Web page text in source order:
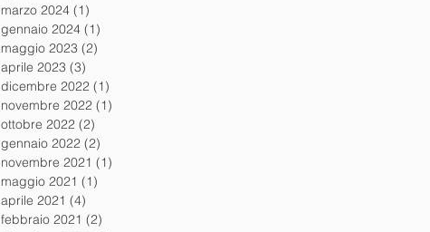
marzo 2024 (1)
gennaio 2024 (1)
maggio 2023 (2)
aprile 2023 (3)
dicembre 2022 (1)
novembre 2022 (1)
ottobre 2022 (2)
gennaio 2022 (2)
novembre 2021 (1)
maggio 2021 (1)
aprile 2021 (4)
febbraio 2021 (2)